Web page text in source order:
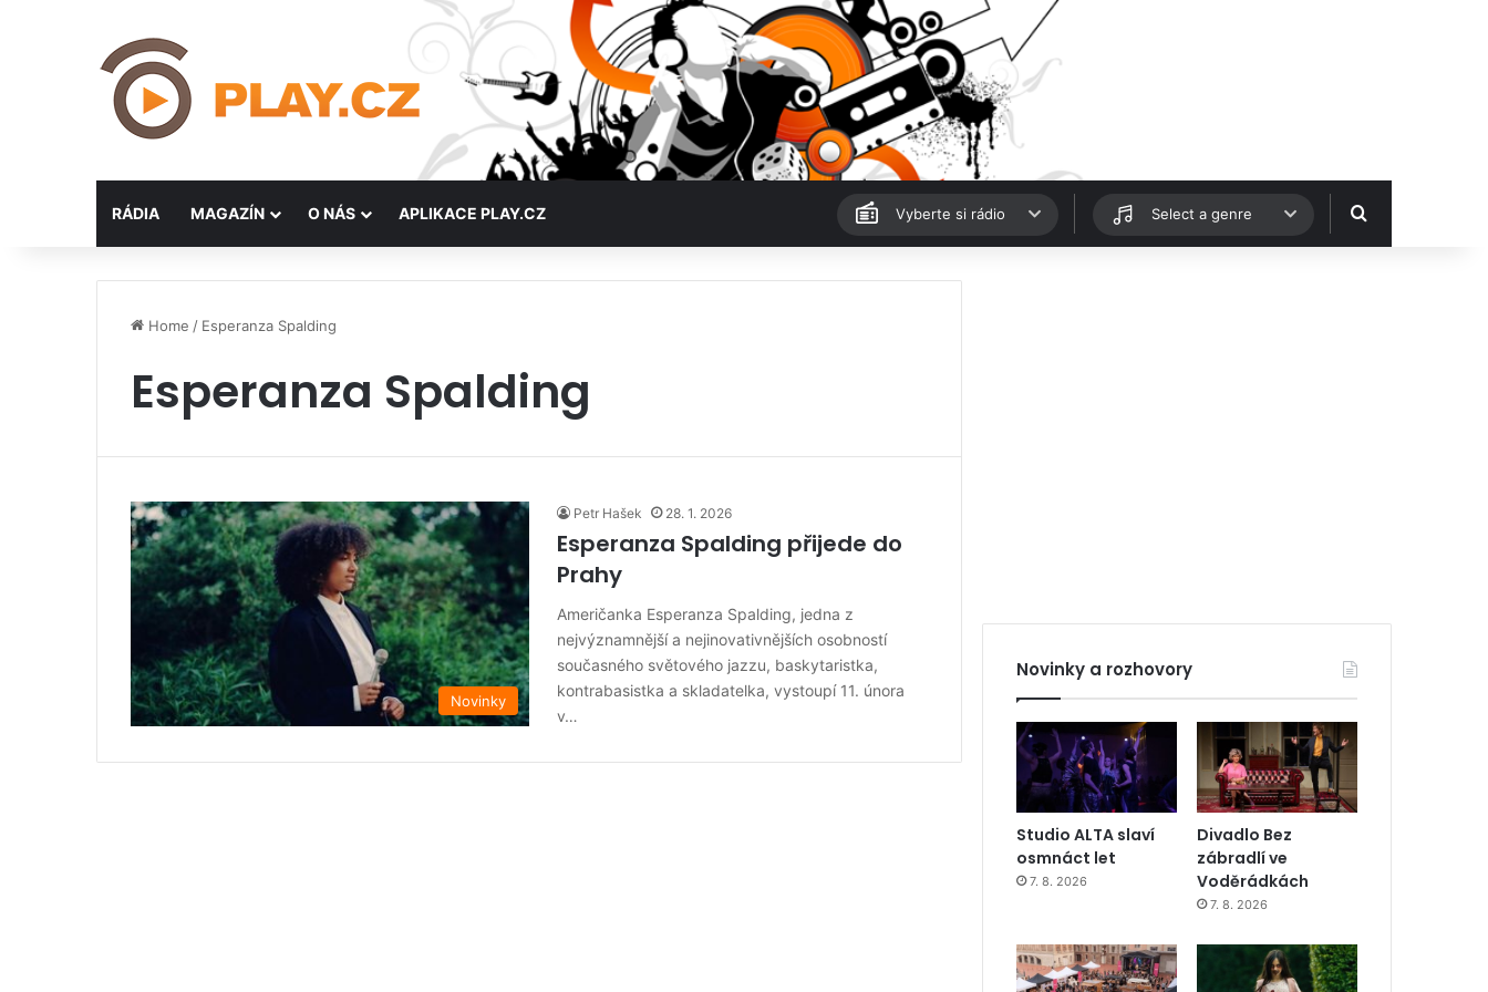
RÁDIA MAGAZÍN O NÁS APLIKACE PLAY.CZ Vyberte si rádio Select a genre Hledat
Home / Esperanza Spalding
Esperanza Spalding
Novinky
Petr Hašek 28. 1. 2026
Esperanza Spalding přijede do
Prahy
Američanka Esperanza Spalding, jedna z
nejvýznamnější a nejinovativnějších osobností
současného světového jazzu, baskytaristka,
kontrabasistka a skladatelka, vystoupí 11. února
v…
Novinky a rozhovory
Studio ALTA slaví
osmnáct let
7. 8. 2026
Divadlo Bez
zábradlí ve
Voděrádkách
7. 8. 2026